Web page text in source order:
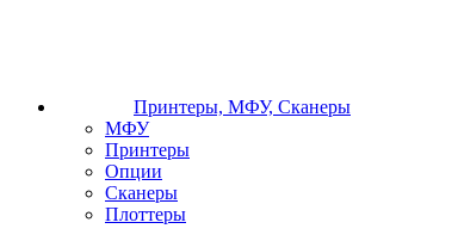
Принтеры, МФУ, Сканеры
МФУ
Принтеры
Опции
Сканеры
Плоттеры